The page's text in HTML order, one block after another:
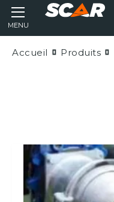
MENU
Accueil Produits